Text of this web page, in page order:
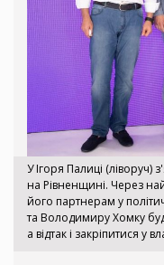
У Ігоря Палиці
на Рівненщині. Через
його партнерам у
та Володимиру Хомку
а відтак і закріпитися у